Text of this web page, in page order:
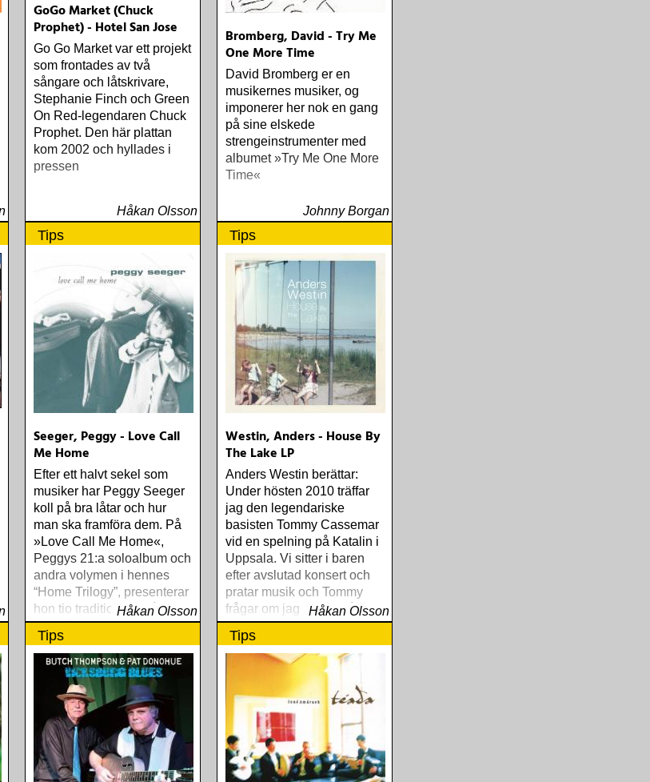
GoGo Market (Chuck
Prophet) - Hotel San Jose
Go Go Market var ett projekt
som frontades av två
sångare och låtskrivare,
Stephanie Finch och Green
On Red-legendaren Chuck
Prophet. Den här plattan
kom 2002 och hyllades i
pressen
Håkan Olsson
Bromberg, David - Try Me
One More Time
David Bromberg er en
musikernes musiker, og
imponerer her nok en gang
på sine elskede
strengeinstrumenter med
albumet »Try Me One More
Time«
Johnny Borgan
Tips
Seeger, Peggy - Love Call
Me Home
Efter ett halvt sekel som
musiker har Peggy Seeger
koll på bra låtar och hur
man ska framföra dem. På
»Love Call Me Home«,
Peggys 21:a soloalbum och
andra volymen i hennes
“Home Trilogy”, presenterar
hon tio traditionella sånger
och två nya som hon själv
skrivit.
Håkan Olsson
Tips
Westin, Anders - House By
The Lake LP
Anders Westin berättar:
Under hösten 2010 träffar
jag den legendariske
basisten Tommy Cassemar
vid en spelning på Katalin i
Uppsala. Vi sitter i baren
efter avslutad konsert och
pratar musik och Tommy
frågar om jag spelar något
instrument
Håkan Olsson
Tips Tips